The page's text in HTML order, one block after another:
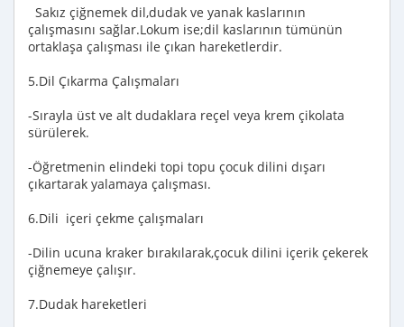
Sakız çiğnemek dil,dudak ve yanak kaslarının
çalışmasını sağlar.Lokum ise;dil kaslarının tümünün
ortaklaşa çalışması ile çıkan hareketlerdir.
5.Dil Çıkarma Çalışmaları
-Sırayla üst ve alt dudaklara reçel veya krem çikolata
sürülerek.
-Öğretmenin elindeki topi topu çocuk dilini dışarı
çıkartarak yalamaya çalışması.
6.Dili içeri çekme çalışmaları
-Dilin ucuna kraker bırakılarak,çocuk dilini içerik çekerek
çiğnemeye çalışır.
7.Dudak hareketleri